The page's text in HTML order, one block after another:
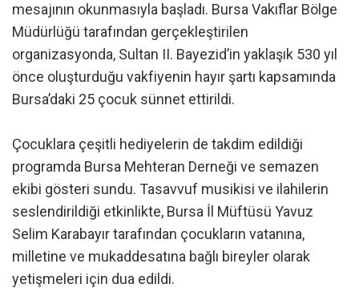
mesajının okunmasıyla başladı. Bursa Vakıflar Bölge
Müdürlüğü tarafından gerçekleştirilen
organizasyonda, Sultan II. Bayezid’in yaklaşık 530 yıl
önce oluşturduğu vakfiyenin hayır şartı kapsamında
Bursa’daki 25 çocuk sünnet ettirildi.
Çocuklara çeşitli hediyelerin de takdim edildiği
programda Bursa Mehteran Derneği ve semazen
ekibi gösteri sundu. Tasavvuf musikisi ve ilahilerin
seslendirildiği etkinlikte, Bursa İl Müftüsü Yavuz
Selim Karabayır tarafından çocukların vatanına,
milletine ve mukaddesatına bağlı bireyler olarak
yetişmeleri için dua edildi.